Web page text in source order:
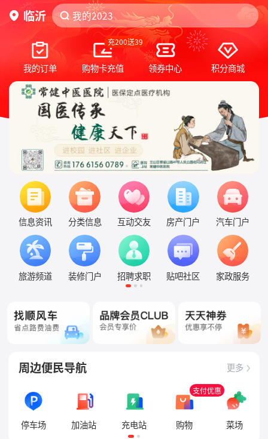
积分换购
我的2023
临沂
积分换购
我的2023
我的订单
充200送39
购物卡充值 领券中心 积分商城
信息资讯 分类信息 互动交友 房产门户 汽车门户
旅游频道 装修门户 招聘求职 贴吧社区 家政服务
周边便民导航 更多
停车场 加油站 充电站
支付优惠
购物 菜场